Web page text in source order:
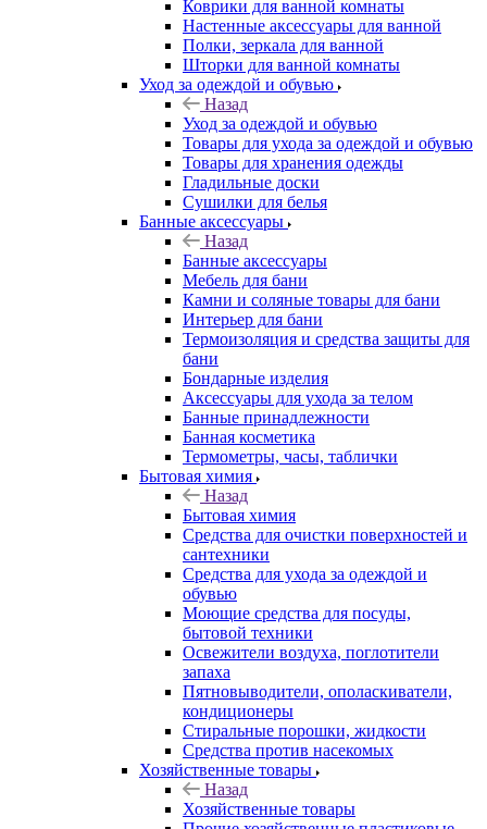
Коврики для ванной комнаты
Настенные аксессуары для ванной
Полки, зеркала для ванной
Шторки для ванной комнаты
Уход за одеждой и обувью
Назад
Уход за одеждой и обувью
Товары для ухода за одеждой и обувью
Товары для хранения одежды
Гладильные доски
Сушилки для белья
Банные аксессуары
Назад
Банные аксессуары
Мебель для бани
Камни и соляные товары для бани
Интерьер для бани
Термоизоляция и средства защиты для
бани
Бондарные изделия
Аксеcсуары для ухода за телом
Банные принадлежности
Банная косметика
Термометры, часы, таблички
Бытовая химия
Назад
Бытовая химия
Средства для очистки поверхностей и
сантехники
Средства для ухода за одеждой и
обувью
Моющие средства для посуды,
бытовой техники
Освежители воздуха, поглотители
запаха
Пятновыводители, ополаскиватели,
кондиционеры
Стиральные порошки, жидкости
Средства против насекомых
Хозяйственные товары
Назад
Хозяйственные товары